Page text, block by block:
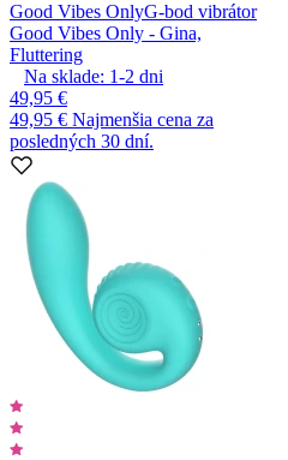
Good Vibes OnlyG-bod vibrátor
Good Vibes Only - Gina,
Fluttering
Na sklade: 1-2 dni
49,95 €
49,95 € Najmenšia cena za
posledných 30 dní.